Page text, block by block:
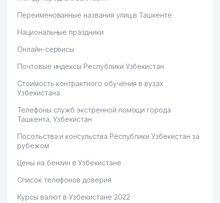
Переименованные названия улиц в Ташкенте
Национальные праздники
Онлайн-сервисы
Почтовые индексы Республики Узбекистан
Стоимость контрактного обучения в вузах
Узбекистана
Телефоны служб экстренной помощи города
Ташкента, Узбекистан
Посольства и консульства Республики Узбекистан за
рубежом
Цены на бензин в Узбекистане
Список телефонов доверия
Курсы валют в Узбекистане 2022